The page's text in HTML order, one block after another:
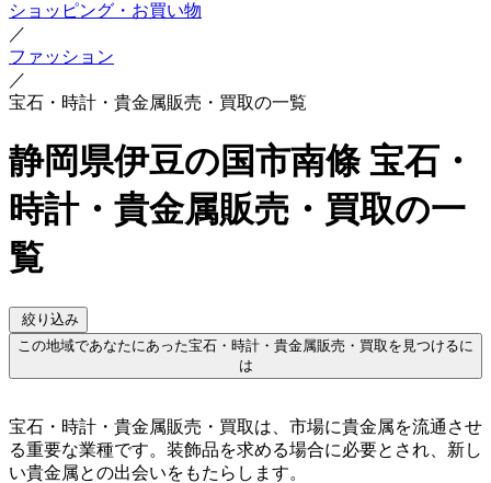
ショッピング・お買い物
／
ファッション
／
宝石・時計・貴金属販売・買取の一覧
静岡県伊豆の国市南條 宝石・
時計・貴金属販売・買取の一
覧
絞り込み
この地域であなたにあった宝石・時計・貴金属販売・買取を見つけるに
は
宝石・時計・貴金属販売・買取は、市場に貴金属を流通させ
る重要な業種です。装飾品を求める場合に必要とされ、新し
い貴金属との出会いをもたらします。